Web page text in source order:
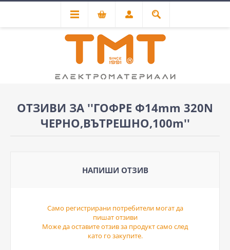
ОТЗИВИ ЗА
ГОФРЕ Ф14mm 320N
ЧЕРНО,ВЪТРЕШНО,100m
НАПИШИ ОТЗИВ
Само регистрирани потребители могат да
пишат отзиви
Може да оставите отзив за продукт само след
като го закупите.